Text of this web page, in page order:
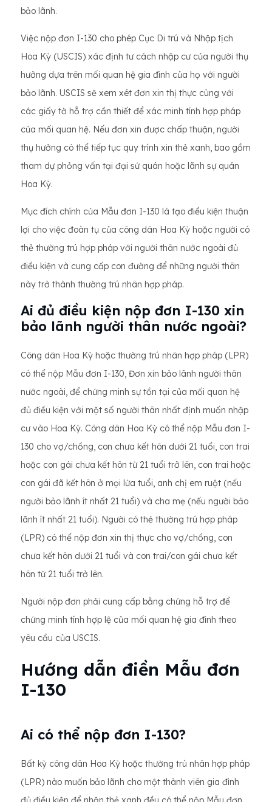
bảo lãnh.
Việc nộp đơn I-130 cho phép Cục Di trú và Nhập tịch
Hoa Kỳ (USCIS) xác định tư cách nhập cư của người thụ
hưởng dựa trên mối quan hệ gia đình của họ với người
bảo lãnh. USCIS sẽ xem xét đơn xin thị thực cùng với
các giấy tờ hỗ trợ cần thiết để xác minh tính hợp pháp
của mối quan hệ. Nếu đơn xin được chấp thuận, người
thụ hưởng có thể tiếp tục quy trình xin thẻ xanh, bao gồm
tham dự phỏng vấn tại đại sứ quán hoặc lãnh sự quán
Hoa Kỳ.
Mục đích chính của Mẫu đơn I-130 là tạo điều kiện thuận
lợi cho việc đoàn tụ của công dân Hoa Kỳ hoặc người có
thẻ thường trú hợp pháp với người thân nước ngoài đủ
điều kiện và cung cấp con đường để những người thân
này trở thành thường trú nhân hợp pháp.
Ai đủ điều kiện nộp đơn I-130 xin
bảo lãnh người thân nước ngoài?
Công dân Hoa Kỳ hoặc thường trú nhân hợp pháp (LPR)
có thể nộp Mẫu đơn I-130, Đơn xin bảo lãnh người thân
nước ngoài, để chứng minh sự tồn tại của mối quan hệ
đủ điều kiện với một số người thân nhất định muốn nhập
cư vào Hoa Kỳ. Công dân Hoa Kỳ có thể nộp Mẫu đơn I-
130 cho vợ/chồng, con chưa kết hôn dưới 21 tuổi, con trai
hoặc con gái chưa kết hôn từ 21 tuổi trở lên, con trai hoặc
con gái đã kết hôn ở mọi lứa tuổi, anh chị em ruột (nếu
người bảo lãnh ít nhất 21 tuổi) và cha mẹ (nếu người bảo
lãnh ít nhất 21 tuổi). Người có thẻ thường trú hợp pháp
(LPR) có thể nộp đơn xin thị thực cho vợ/chồng, con
chưa kết hôn dưới 21 tuổi và con trai/con gái chưa kết
hôn từ 21 tuổi trở lên.
Người nộp đơn phải cung cấp bằng chứng hỗ trợ để
chứng minh tính hợp lệ của mối quan hệ gia đình theo
yêu cầu của USCIS.
Hướng dẫn điền Mẫu đơn
I-130
Ai có thể nộp đơn I-130?
Bất kỳ công dân Hoa Kỳ hoặc thường trú nhân hợp pháp
(LPR) nào muốn bảo lãnh cho một thành viên gia đình